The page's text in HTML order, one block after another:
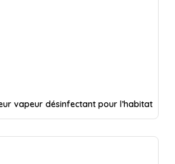
vapeur désinfectant pour l’habitat